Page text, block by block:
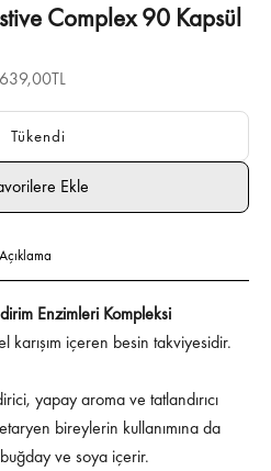
Complex 90 Kapsül
fiyat
Tükendi
Ekle
Açıklama
Enzimleri Kompleksi
karışım içeren besin takviyesidir.
yapay aroma ve tatlandırıcı
bireylerin kullanımına da
ve soya içerir.